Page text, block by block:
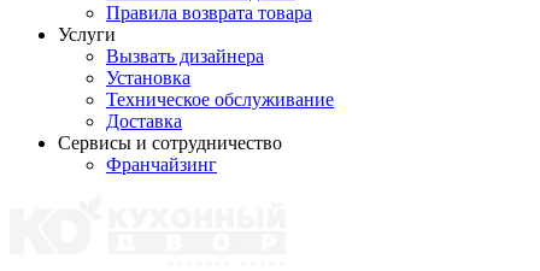
Правила возврата товара
Услуги
Вызвать дизайнера
Установка
Техническое обслуживание
Доставка
Сервисы и сотрудничество
Франчайзинг